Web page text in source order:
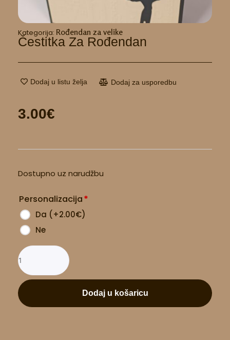
Kategorija: Rođendan za velike
Čestitka Za Rođendan
Dodaj u listu želja Dodaj za usporedbu
3.00€
Dostupno uz narudžbu
Personalizacija*
Da (+2.00€)
Ne
za
količina
Dodaj u košaricu